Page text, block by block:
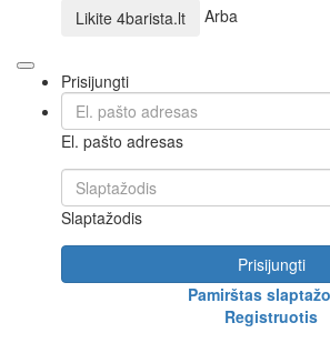
Likite 4barista.lt Arba
Prisijungti
El. pašto adresas
Slaptažodis
Prisijungti
Pamirštas
Registruotis